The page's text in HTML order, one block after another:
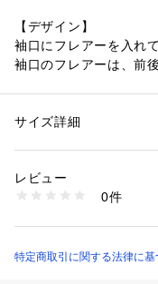
【デザイン】
袖口にフレアーを入れ
袖口のフレアーは、前
※ポケットなし
シルキータッチなダブ
適度な落ち感と上品な
※袖以外裏地あり
性別：レディース
素材：表地: ポリエステル
商品番号：
153-51004 （ショップ）
サイズ詳細
レビュー
0件
特定商取引に関する法律に基